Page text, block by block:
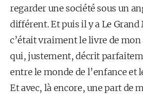
regarder une société sous un
différent. Et puis il y a Le Grand
c’était vraiment le livre de mon
qui, justement, décrit
entre le monde de l’enfance et
Et avec, là encore, une part de